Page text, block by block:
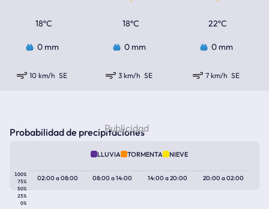
18ºC 18ºC 22ºC
0 mm 0 mm 0 mm
10 km/h SE 3 km/h SE 7 km/h SE
Probabilidad de precipitaciones
LLUVIA TORMENTA NIEVE
100%
75%
50%
25%
0%
02:00a08:00 08:00a14:00 14:00a20:00 20:00a02:00